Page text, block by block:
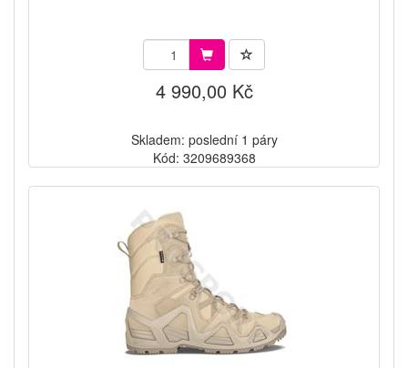
4 990,00 Kč
Skladem: poslední 1 páry
Kód: 3209689368